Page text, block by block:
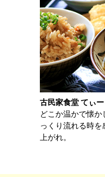
古民家食堂 てぃ
どこか温かで懐
っくり流れる時
上がれ。